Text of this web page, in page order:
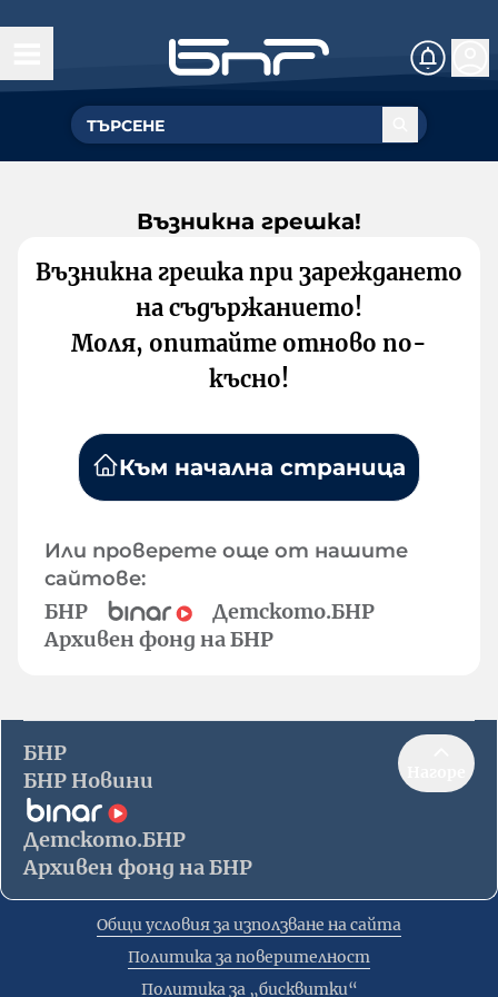
Възникна грешка!
Възникна грешка при зареждането
на съдържанието!
Моля, опитайте отново по-
късно!
Към начална страница
Или проверете още от нашите
сайтове:
БНР
Детското.БНР
Архивен фонд на БНР
БНР
БНР Новини
Детското.БНР
Архивен фонд на БНР
Общи условия за използване на сайта
Политика за поверителност
Политика за „бисквитки“